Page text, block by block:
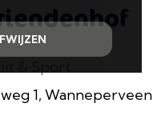
1, Wanneperveen